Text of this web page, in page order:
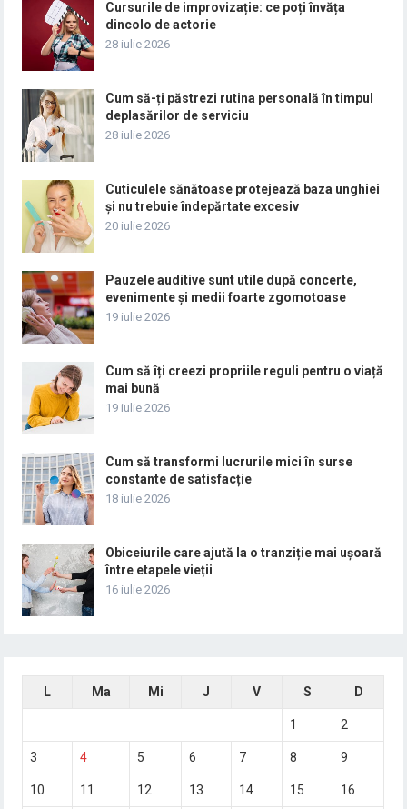
Cursurile de improvizație: ce poți învăța
dincolo de actorie
28 iulie 2026
Cum să-ți păstrezi rutina personală în timpul
deplasărilor de serviciu
28 iulie 2026
Cuticulele sănătoase protejează baza unghiei
și nu trebuie îndepărtate excesiv
20 iulie 2026
Pauzele auditive sunt utile după concerte,
evenimente și medii foarte zgomotoase
19 iulie 2026
Cum să îți creezi propriile reguli pentru o viață
mai bună
19 iulie 2026
Cum să transformi lucrurile mici în surse
constante de satisfacție
18 iulie 2026
Obiceiurile care ajută la o tranziție mai ușoară
între etapele vieții
16 iulie 2026
L Ma Mi J V S D
1 2
3 4 5 6 7 8 9
10 11 12 13 14 15 16